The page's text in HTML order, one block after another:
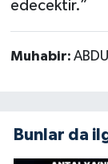
edecektir.”
Muhabir:
Bunlar da